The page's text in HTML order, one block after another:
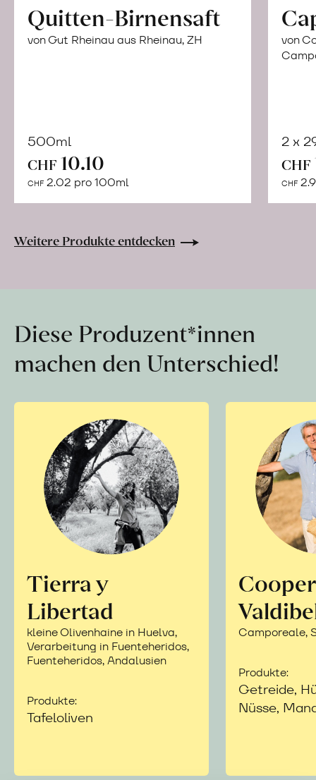
Quitten-Birnensaft
von Gut Rheinau aus Rheinau, ZH
500ml
CHF 10.10
CHF 2.02 pro 100ml
Warenkorb
von
2 x
CHF
CHF
Weitere Produkte entdecken
Diese Produzent*innen
machen den Unterschied!
Tierra y
Libertad
kleine Olivenhaine in Huelva,
Verarbeitung in Fuenteheridos,
Fuenteheridos, Andalusien
Produkte:
Tafeloliven
Camporeale,
Produkte:
Getreide,
Nüsse,